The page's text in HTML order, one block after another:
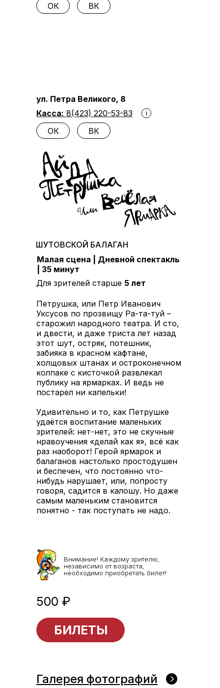
ВК
ОК
ул. Петра Великого, 8
Касса: 8(423) 220-53-83
ВК
ОК
i
БИЛЕТЫ
Петрушка, или Петр Иванович
Уксусов по прозвищу Ра-та-туй –
старожил народного театра. И сто,
и двести, и даже триста лет назад
этот шут, остряк, потешник,
забияка в красном кафтане,
холщовых штанах и остроконечном
колпаке с кисточкой развлекал
публику на ярмарках. И ведь не
постарел ни капельки!
Удивительно и то, как Петрушке
удаётся воспитание маленьких
зрителей: нет-нет, это не скучные
нравоучения «делай как я», всё как
раз наоборот! Герой ярмарок и
балаганов настолько простодушен
и беспечен, что постоянно что-
нибудь нарушает, или, попросту
говоря, садится в калошу. Но даже
самым маленьким становится
понятно - так поступать не надо.
Галерея фотографий
ШУТОВСКОЙ БАЛАГАН
Малая сцена | Дневной спектакль
| 35 минут
Для зрителей старше 5 лет
500 ₽
Внимание! Каждому зрителю,
независимо от возраста,
необходимо приобретать билет!